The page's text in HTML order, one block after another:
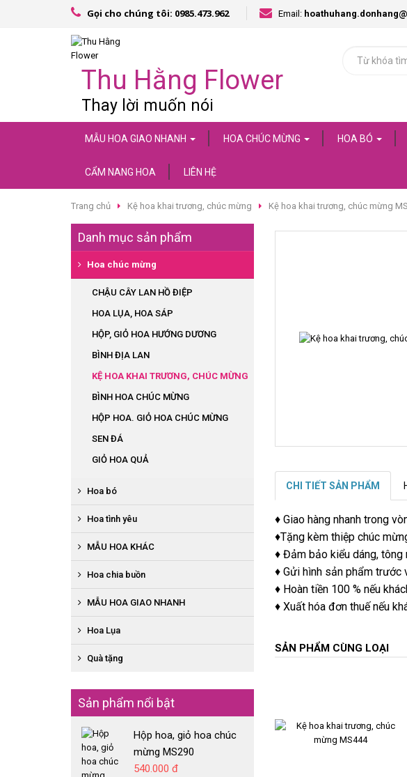
Gọi cho chúng tôi: 0985.473.962 Email:
Thu Hằng Flower
Thay lời muốn nói
MẪU HOA GIAO NHANH HOA CHÚC MỪNG HOA BÓ
CẨM NANG HOA LIÊN HỆ
Trang chủ Kệ hoa khai trương, chúc mừng Kệ hoa khai trương, chúc mừng
CHI TIẾT SẢN PHẨM
♦ Giao hàng nhanh trong
♦Tặng kèm thiệp chúc
♦ Đảm bảo kiểu dáng, tông
♦ Gửi hình sản phẩm trước
♦ Hoàn tiền 100 % nếu
♦ Xuất hóa đơn thuế nếu
SẢN PHẨM CÙNG LOẠI
Danh mục sản phẩm
Hoa chúc mừng
CHẬU CÂY LAN HỒ ĐIỆP
HOA LỤA, HOA SÁP
HỘP, GIỎ HOA HƯỚNG DƯƠNG
BÌNH ĐỊA LAN
KỆ HOA KHAI TRƯƠNG, CHÚC MỪNG
BÌNH HOA CHÚC MỪNG
HỘP HOA. GIỎ HOA CHÚC MỪNG
SEN ĐÁ
GIỎ HOA QUẢ
Hoa bó
BÓ HOA LỤA
BÓ HOA TỪ TIỀN
BÓ ĐỊA LAN
BÓ HOA SÁP
HOA BÓ HƯỚNG DƯƠNG
Hoa tình yêu
HOA SÁP
HỘP HOA LỤA TRÁI TIM
BÌNH, HỘP HỒNG ĐỎ
BÓ HỒNG ĐỎ
MẪU HOA KHÁC
HOA THEO MÙA
BỤC PHÁT BIỂU
XE HOA
HOA CHẠY VIỀN SÂN KHẤU
HOA ĐẶC BIỆT
Hoa chia buồn
GIỎ HOA QUẢ
HOA ĐÁM HIẾU
HỘP HOA, GIỎ HOA CHIA BUỒN
MẪU HOA GIAO NHANH
SEN ĐÁ GIAO NHANH
HOA SÁP GIAO NHANH
CHẬU CÂY LAN HỒ ĐIỆP GIAO NHANH
Hoa Lụa
Quà tặng
GẤU BÔNG
BÁNH GATO
Sản phẩm nổi bật
Hộp hoa, giỏ hoa chúc
mừng MS290
540.000 đ